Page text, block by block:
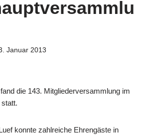
Januar 2013
die 143. Mitgliederversammlung im
konnte zahlreiche Ehrengäste in